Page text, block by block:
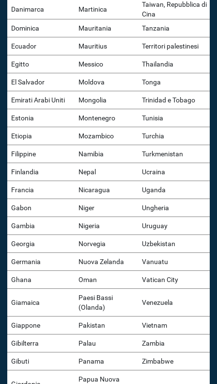
Danimarca Martinica
Taiwan, Repubblica di
Cina
Dominica
Mauritania Tanzania
Ecuador Mauritius Territori palestinesi
Egitto Messico Thailandia
El Salvador Moldova Tonga
Emirati Arabi Uniti Mongolia Trinidad e Tobago
Estonia Montenegro Tunisia
Etiopia Mozambico Turchia
Filippine Namibia Turkmenistan
Finlandia Nepal Ucraina
Francia Nicaragua Uganda
Gabon Niger Ungheria
Gambia Nigeria Uruguay
Georgia Norvegia Uzbekistan
Germania Nuova Zelanda Vanuatu
Ghana Oman Vatican City
Giamaica
Paesi Bassi
(Olanda)
Venezuela
Giappone Pakistan Vietnam
Gibilterra Palau Zambia
Gibuti Panama Zimbabwe
Papua Nuova